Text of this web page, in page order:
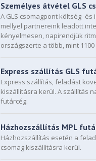
Személyes átvétel GLS
A GLS csomagpont költség-
mellyel partnereink leadott
kényelmesen, napirendjük
országszerte a több, mint
Express szállítás GLS
Express szállítás, feladást
kiszállításra kerül. A szállítás
futárcég.
Házhozszállítás MPL
Házhozszállítás esetén a
csomag kiszállításra kerül.